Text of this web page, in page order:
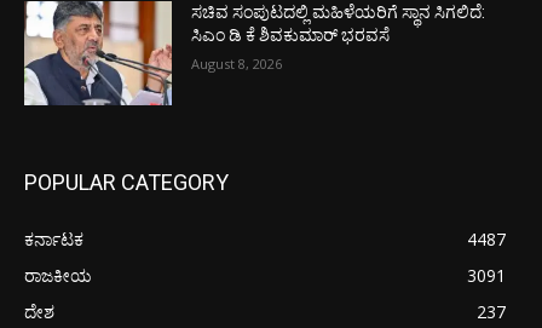
ಸಚಿವ ಸಂಪುಟದಲ್ಲಿ ಮಹಿಳೆಯರಿಗೆ ಸ್ಥಾನ ಸಿಗಲಿದೆ:
ಸಿಎಂ ಡಿ ಕೆ ಶಿವಕುಮಾರ್ ಭರವಸೆ
August 8, 2026
POPULAR CATEGORY
ಕರ್ನಾಟಕ
4487
ರಾಜಕೀಯ
3091
ದೇಶ
237